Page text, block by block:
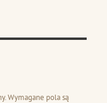
Wymagane pola są